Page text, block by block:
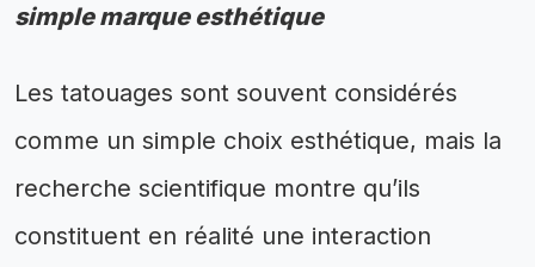
simple marque esthétique
Les tatouages sont souvent considérés
comme un simple choix esthétique, mais la
recherche scientifique montre qu’ils
constituent en réalité une interaction